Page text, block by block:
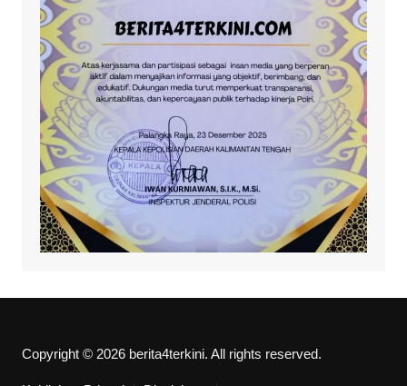
Copyright © 2026 berita4terkini. All rights reserved.